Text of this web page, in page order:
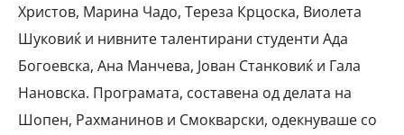
Христов, Марина Чадо, Тереза Крцоска, Виолета
Шуковиќ и нивните талентирани студенти Ада
Богоевска, Ана Манчева, Јован Станковиќ и Гала
Нановска. Програмата, составена од делата на
Шопен, Рахманинов и Смокварски, одекнуваше со